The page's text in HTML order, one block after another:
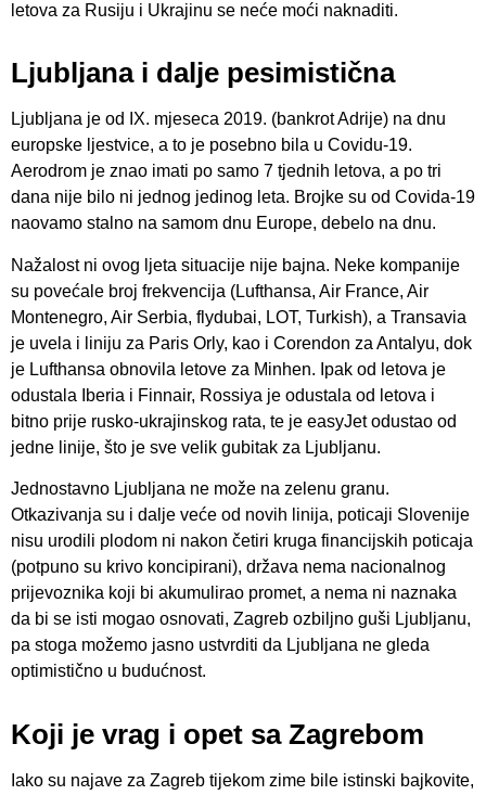
letova za Rusiju i Ukrajinu se neće moći naknaditi.
Ljubljana i dalje pesimistična
Ljubljana je od IX. mjeseca 2019. (bankrot Adrije) na dnu
europske ljestvice, a to je posebno bila u Covidu-19.
Aerodrom je znao imati po samo 7 tjednih letova, a po tri
dana nije bilo ni jednog jedinog leta. Brojke su od Covida-19
naovamo stalno na samom dnu Europe, debelo na dnu.
Nažalost ni ovog ljeta situacije nije bajna. Neke kompanije
su povećale broj frekvencija (Lufthansa, Air France, Air
Montenegro, Air Serbia, flydubai, LOT, Turkish), a Transavia
je uvela i liniju za Paris Orly, kao i Corendon za Antalyu, dok
je Lufthansa obnovila letove za Minhen. Ipak od letova je
odustala Iberia i Finnair, Rossiya je odustala od letova i
bitno prije rusko-ukrajinskog rata, te je easyJet odustao od
jedne linije, što je sve velik gubitak za Ljubljanu.
Jednostavno Ljubljana ne može na zelenu granu.
Otkazivanja su i dalje veće od novih linija, poticaji Slovenije
nisu urodili plodom ni nakon četiri kruga financijskih poticaja
(potpuno su krivo koncipirani), država nema nacionalnog
prijevoznika koji bi akumulirao promet, a nema ni naznaka
da bi se isti mogao osnovati, Zagreb ozbiljno guši Ljubljanu,
pa stoga možemo jasno ustvrditi da Ljubljana ne gleda
optimistično u budućnost.
Koji je vrag i opet sa Zagrebom
Iako su najave za Zagreb tijekom zime bile istinski bajkovite,